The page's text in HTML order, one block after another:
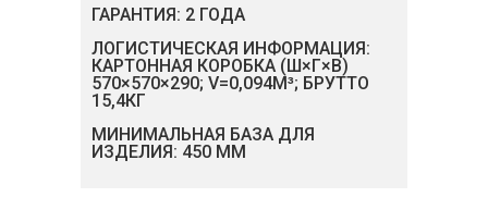
ГАРАНТИЯ: 2 ГОДА
ЛОГИСТИЧЕСКАЯ ИНФОРМАЦИЯ:
КАРТОННАЯ КОРОБКА (Ш×Г×В)
570×570×290; V=0,094M³; БРУТТО
15,4КГ
МИНИМАЛЬНАЯ БАЗА ДЛЯ
ИЗДЕЛИЯ: 450 MM